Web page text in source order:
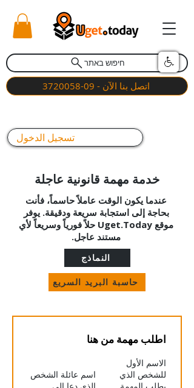
חיפוש באתר
اتصل بنا الآن - 09-3720058
تسجيل الدخول
خدمة مهمة قانونية عاجلة
عندما يكون الوقت عاملاً حاسماً، فأنت
بحاجة إلى استجابة سريعة ودقيقة. يوفر
موقع Uget.Today حلاً فورياً وسريعاً لأي
مستند عاجل.
النماذج
حاسبة البريد السريع
اطلب مهمة من هنا
الاسم الأول
للشخص الذي
يطلب المهمة
اسم عائلة الشخص
الذي دعا إلى